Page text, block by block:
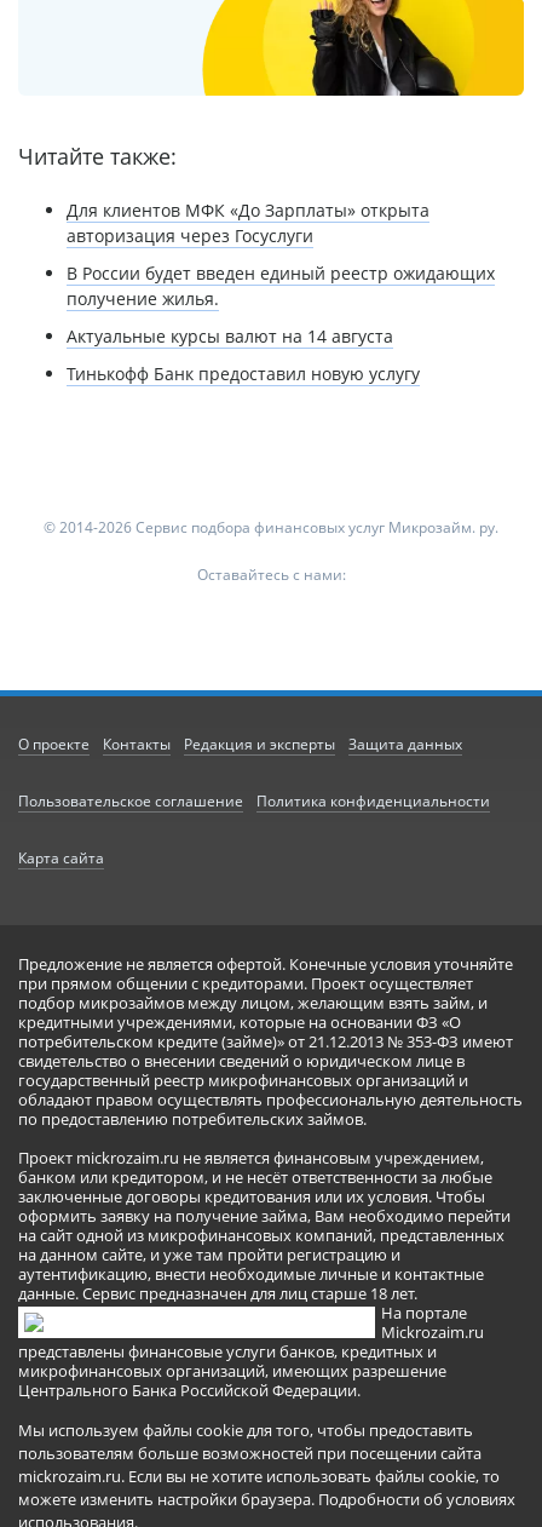
Читайте также:
Для клиентов МФК «До Зарплаты» открыта
авторизация через Госуслуги
В России будет введен единый реестр ожидающих
получение жилья.
Актуальные курсы валют на 14 августа
Тинькофф Банк предоставил новую услугу
© 2014-2026 Сервис подбора финансовых услуг Микрозайм. ру.
Оставайтесь с нами:
О проекте Контакты Редакция и эксперты Защита данных
Пользовательское соглашение Политика конфиденциальности
Карта сайта
Предложение не является офертой. Конечные условия уточняйте
при прямом общении с кредиторами. Проект осуществляет
подбор микрозаймов между лицом, желающим взять займ, и
кредитными учреждениями, которые на основании ФЗ «О
потребительском кредите (займе)» от 21.12.2013 № 353-ФЗ имеют
свидетельство о внесении сведений о юридическом лице в
государственный реестр микрофинансовых организаций и
обладают правом осуществлять профессиональную деятельность
по предоставлению потребительских займов.
Проект mickrozaim.ru не является финансовым учреждением,
банком или кредитором, и не несёт ответственности за любые
заключенные договоры кредитования или их условия. Чтобы
оформить заявку на получение займа, Вам необходимо перейти
на сайт одной из микрофинансовых компаний, представленных
на данном сайте, и уже там пройти регистрацию и
аутентификацию, внести необходимые личные и контактные
данные. Сервис предназначен для лиц старше 18 лет.
На портале
Mickrozaim.ru
представлены финансовые услуги банков, кредитных и
микрофинансовых организаций, имеющих разрешение
Центрального Банка Российской Федерации.
Мы используем файлы cookie для того, чтобы предоставить
пользователям больше возможностей при посещении сайта
mickrozaim.ru. Если вы не хотите использовать файлы cookie, то
можете изменить настройки браузера. Подробности об условиях
использования.